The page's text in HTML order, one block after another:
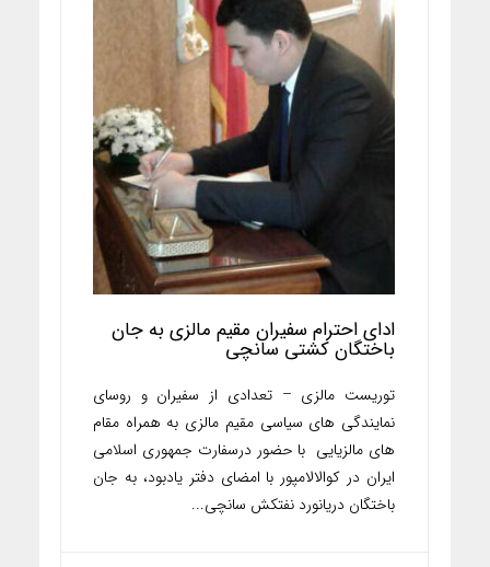
ادای احترام سفیران مقیم مالزی به جان
باختگان کشتی سانچی
توریست مالزی – تعدادی از سفیران و روسای
نمایندگی های سیاسی مقیم مالزی به همراه مقام
های مالزیایی با حضور درسفارت جمهوری اسلامی
ایران در کوالالامپور با امضای دفتر یادبود، به جان
باختگان دریانورد نفتکش سانچی...